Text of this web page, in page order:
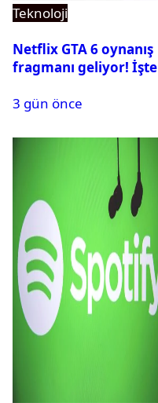
Teknoloji
Netflix GTA 6 oynanış
fragmanı geliyor! İşte
3 gün önce